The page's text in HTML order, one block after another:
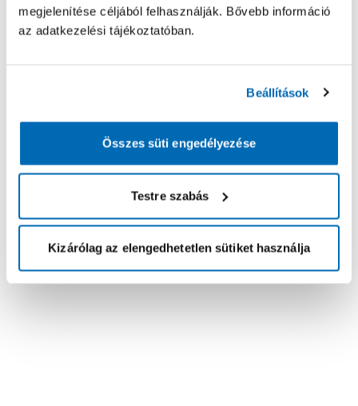
megjelenítése céljából felhasználják. Bővebb információ
az adatkezelési tájékoztatóban.
Beállítások
Összes süti engedélyezése
Testre szabás
Kizárólag az elengedhetetlen sütiket használja